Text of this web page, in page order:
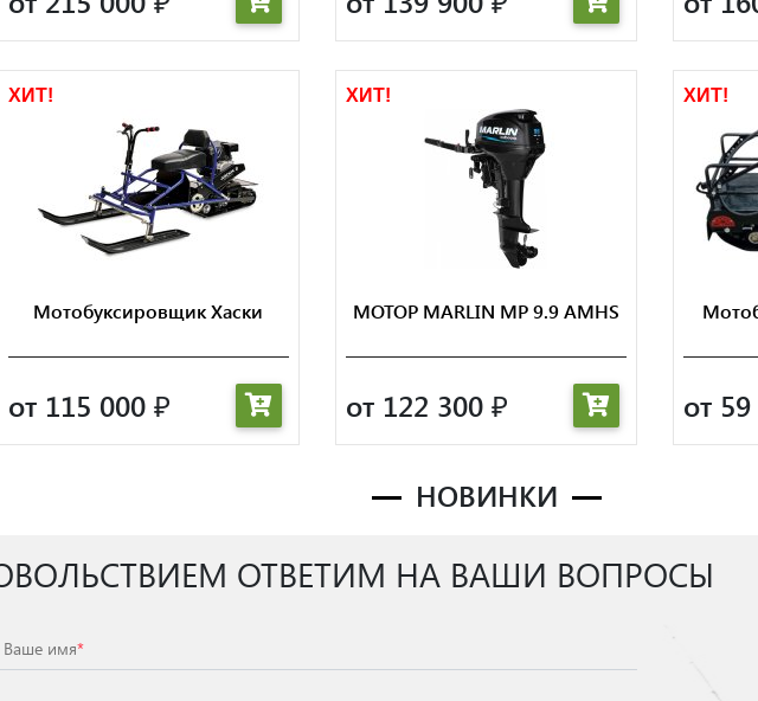
ХИТ!
Мотобуксировщик Хаски
от 115 000 ₽
ХИТ!
МОТОР MARLIN MP 9.9 AMHS
от 122 300 ₽
ХИТ!
от
НОВИНКИ
ОТВЕТИМ НА ВАШИ ВОПРОСЫ
Ваше имя*